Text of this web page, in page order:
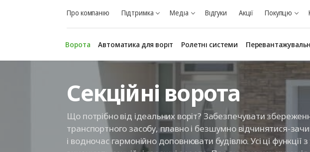
Про компанію Підтримка Медіа Відгуки Акції Покупцю
Ворота Автоматика для воріт Ролетні системи
Секційні ворота
Що потрібно від ідеальних воріт? Забезпечувати
транспортного засобу, плавно і безшумно відчинятися-
і водночас гармонійно доповнювати будівлю. Усі ці функції з